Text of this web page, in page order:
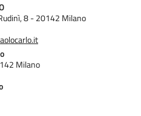
8 - 20142 Milano
Milano